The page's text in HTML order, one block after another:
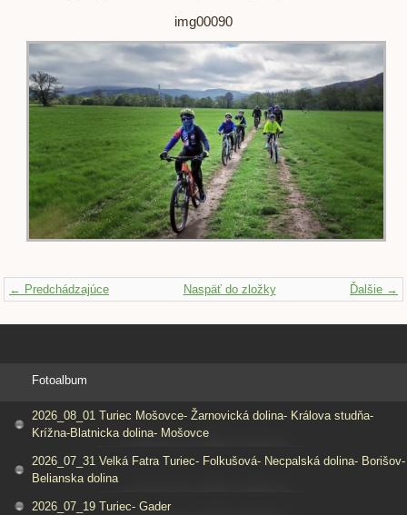
img00090
← Predchádzajúce Ďalšie →
Naspäť do zložky
Fotoalbum
2026_08_01 Turiec Mošovce- Žarnovická dolina- Králova studňa-
Krížna-Blatnicka dolina- Mošovce
2026_07_31 Velká Fatra Turiec- Folkušová- Necpalská dolina- Borišov-
Belianska dolina
2026_07_19 Turiec- Gader